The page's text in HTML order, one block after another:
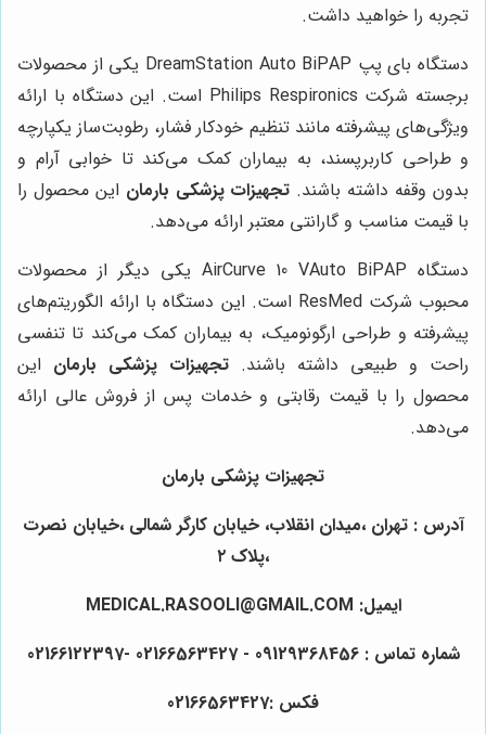
تجربه را خواهید داشت.
دستگاه بای پپ DreamStation Auto BiPAP یکی از محصولات
برجسته شرکت Philips Respironics است. این دستگاه با ارائه
ویژگی‌های پیشرفته مانند تنظیم خودکار فشار، رطوبت‌ساز یکپارچه
و طراحی کاربرپسند، به بیماران کمک می‌کند تا خوابی آرام و
بدون وقفه داشته باشند. تجهیزات پزشکی بارمان این محصول را
با قیمت مناسب و گارانتی معتبر ارائه می‌دهد.
دستگاه AirCurve 10 VAuto BiPAP یکی دیگر از محصولات
محبوب شرکت ResMed است. این دستگاه با ارائه الگوریتم‌های
پیشرفته و طراحی ارگونومیک، به بیماران کمک می‌کند تا تنفسی
راحت و طبیعی داشته باشند. تجهیزات پزشکی بارمان این
محصول را با قیمت رقابتی و خدمات پس از فروش عالی ارائه
می‌دهد.
تجهیزات پزشکی بارمان
آدرس : تهران ،میدان انقلاب، خیابان کارگر شمالی ،خیابان نصرت
،پلاک ۲
ایمیل: MEDICAL.RASOOLI@GMAIL.COM
شماره تماس : 09129368456 - 02166563427 -02166122397
فکس :02166563427